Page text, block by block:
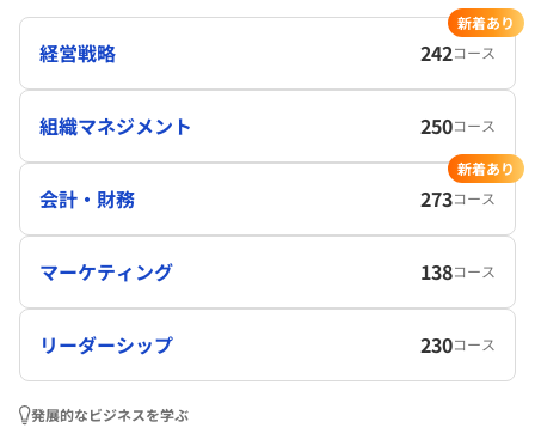
経営戦略 242コース
新着あり
組織マネジメント 250コース
会計・財務 273コース
新着あり
マーケティング 138コース
リーダーシップ 230コース
発展的なビジネスを学ぶ